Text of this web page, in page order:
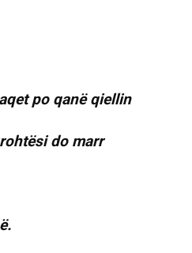
po qanë qiellin
do marr